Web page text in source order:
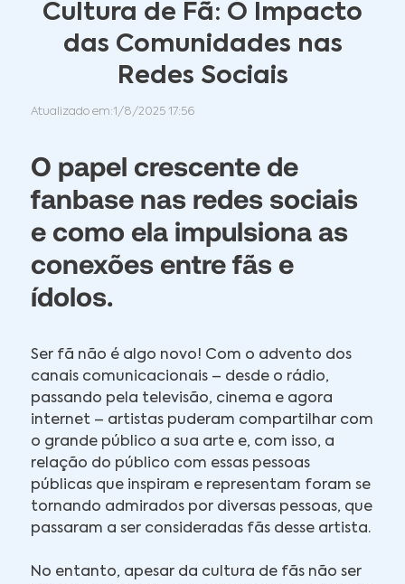
Cultura de Fã: O Impacto
das Comunidades nas
Redes Sociais
Atualizado em:1/8/2025 17:56
O papel crescente de
fanbase nas redes sociais
e como ela impulsiona as
conexões entre fãs e
ídolos.
Ser fã não é algo novo! Com o advento dos
canais comunicacionais – desde o rádio,
passando pela televisão, cinema e agora
internet – artistas puderam compartilhar com
o grande público a sua arte e, com isso, a
relação do público com essas pessoas
públicas que inspiram e representam foram se
tornando admirados por diversas pessoas, que
passaram a ser consideradas fãs desse artista.
No entanto, apesar da cultura de fãs não ser